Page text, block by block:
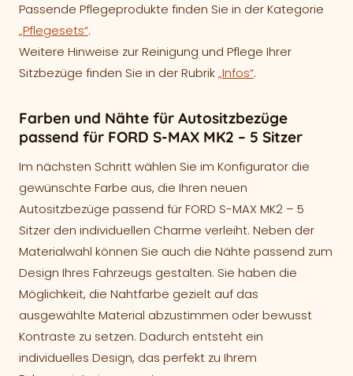
Passende Pflegeprodukte finden Sie in der Kategorie
„Pflegesets“.
Weitere Hinweise zur Reinigung und Pflege Ihrer
Sitzbezüge finden Sie in der Rubrik„Infos“.
Farben und Nähte für Autositzbezüge
passend für FORD S-MAX MK2 – 5 Sitzer
Im nächsten Schritt wählen Sie im Konfigurator die
gewünschte Farbe aus, die Ihren neuen
Autositzbezüge passend für FORD S-MAX MK2 – 5
Sitzer den individuellen Charme verleiht. Neben der
Materialwahl können Sie auch die Nähte passend zum
Design Ihres Fahrzeugs gestalten. Sie haben die
Möglichkeit, die Nahtfarbe gezielt auf das
ausgewählte Material abzustimmen oder bewusst
Kontraste zu setzen. Dadurch entsteht ein
individuelles Design, das perfekt zu Ihrem